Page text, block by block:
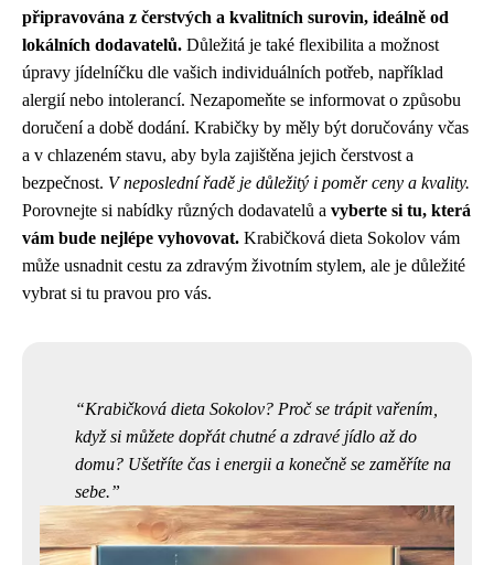
připravována z čerstvých a kvalitních surovin, ideálně od
lokálních dodavatelů. Důležitá je také flexibilita a možnost
úpravy jídelníčku dle vašich individuálních potřeb, například
alergií nebo intolerancí. Nezapomeňte se informovat o způsobu
doručení a době dodání. Krabičky by měly být doručovány včas
a v chlazeném stavu, aby byla zajištěna jejich čerstvost a
bezpečnost. V neposlední řadě je důležitý i poměr ceny a kvality.
Porovnejte si nabídky různých dodavatelů a vyberte si tu, která
vám bude nejlépe vyhovovat. Krabičková dieta Sokolov vám
může usnadnit cestu za zdravým životním stylem, ale je důležité
vybrat si tu pravou pro vás.
Krabičková dieta Sokolov? Proč se trápit vařením,
když si můžete dopřát chutné a zdravé jídlo až do
domu? Ušetříte čas i energii a konečně se zaměříte na
sebe.